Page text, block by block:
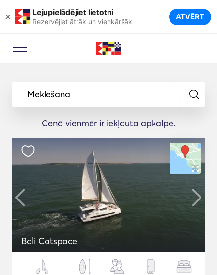
× Lejupielādējiet lietotni
Rezervējiet ātrāk un vienkāršāk ATVĒRT
Meklēšana
Cenā vienmēr ir iekļauta apkalpe.
Bali Catspace